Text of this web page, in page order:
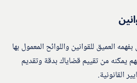
العميق للقوانين واللوائح المعمول بها
يمكّنه من تقييم قضاياك بدقة وتقديم
القانونية.